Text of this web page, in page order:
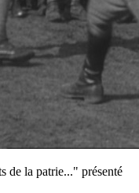
de la patrie..." présenté